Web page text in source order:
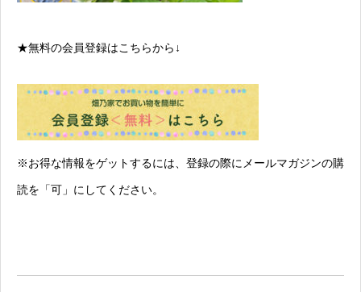
★無料の会員登録はこちらから↓
※お得な情報をゲットするには、登録の際にメールマガジンの購
読を「可」にしてください。